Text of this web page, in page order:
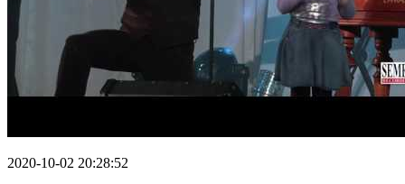
2020-10-02 20:28:52